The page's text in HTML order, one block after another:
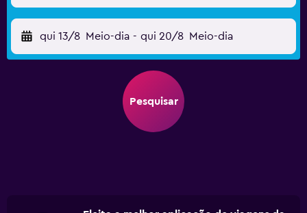
qui 13/8 Meio-dia - qui 20/8 Meio-dia
Pesquisar